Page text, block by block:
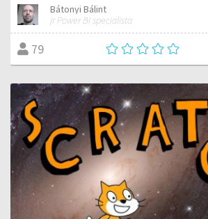
Bátonyi Bálint
jr Power BI specialista
79